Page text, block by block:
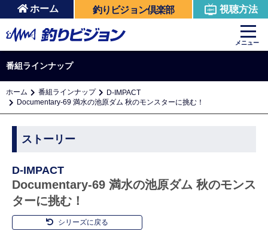
ホーム 釣りビジョン倶楽部 視聴方法
メニュー
番組ラインナップ
ホーム 番組ラインナップ
D-IMPACT
Documentary‐69 満水の池原ダム 秋のモンスターに挑む！
ストーリー
D-IMPACT
Documentary‐69 満水の池原ダム 秋のモンス
ターに挑む！
シリーズに戻る